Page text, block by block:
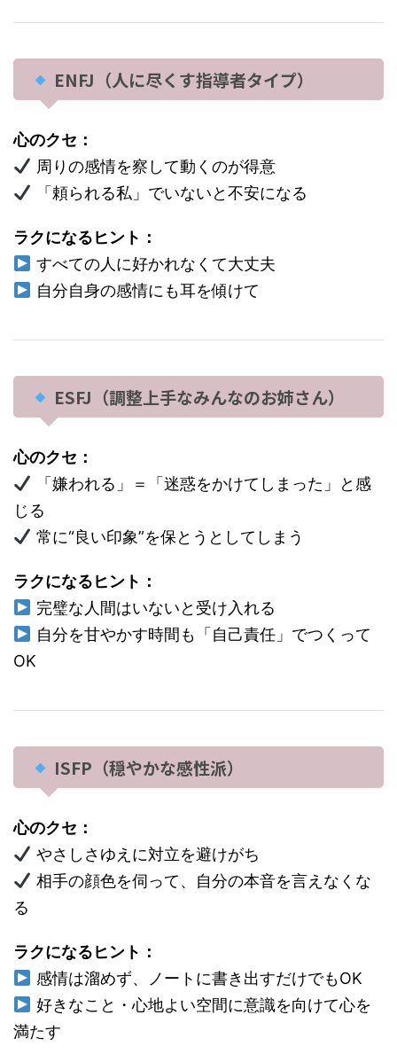
ENFJ（人に尽くす指導者タイプ）
心のクセ：
周りの感情を察して動くのが得意
「頼られる私」でいないと不安になる
ラクになるヒント：
すべての人に好かれなくて大丈夫
自分自身の感情にも耳を傾けて
ESFJ（調整上手なみんなのお姉さん）
心のクセ：
「嫌われる」＝「迷惑をかけてしまった」と感
じる
常に“良い印象”を保とうとしてしまう
ラクになるヒント：
完璧な人間はいないと受け入れる
自分を甘やかす時間も「自己責任」でつくって
OK
ISFP（穏やかな感性派）
心のクセ：
やさしさゆえに対立を避けがち
相手の顔色を伺って、自分の本音を言えなくな
る
ラクになるヒント：
感情は溜めず、ノートに書き出すだけでもOK
好きなこと・心地よい空間に意識を向けて心を
満たす